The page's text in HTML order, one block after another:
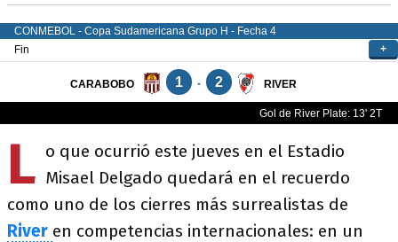
L o que ocurrió este jueves en el Estadio
Misael Delgado quedará en el recuerdo
como uno de los cierres más surrealistas de
River en competencias internacionales: en un